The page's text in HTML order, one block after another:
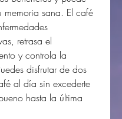
memoria sana. El café
retrasa el
y controla la
disfrutar de dos
al día sin excederte
hasta la última